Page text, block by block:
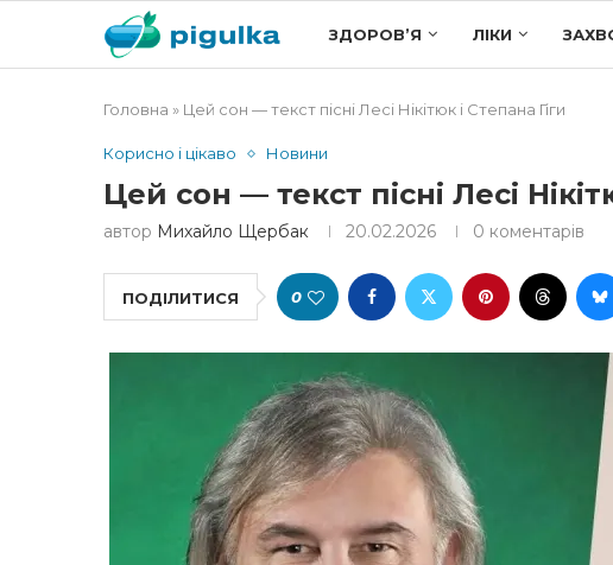
ЗДОРОВ’Я ЛІКИ
Головна » Цей сон — текст пісні Лесі Нікітюк і Степана Гіги
Корисно і цікаво Новини
Цей сон — текст пісні Лесі
автор Михайло Щербак 20.02.2026 0 коментарів
ПОДІЛИТИСЯ 0